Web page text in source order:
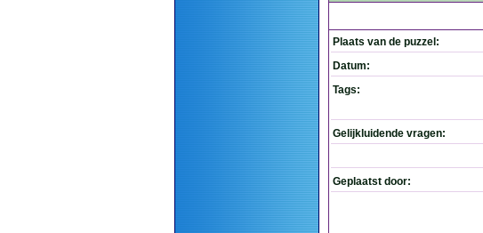
Plaats van de puzzel:
Datum:
Tags:
Gelijkluidende vragen:
Geplaatst door: